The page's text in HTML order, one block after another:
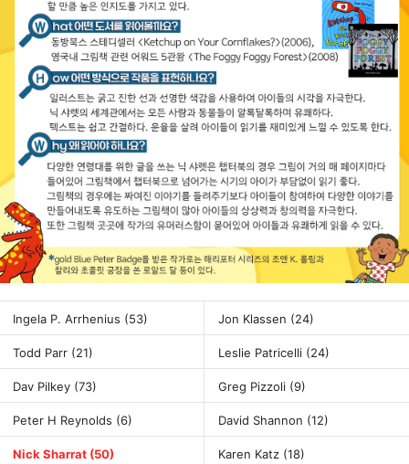
Ingela P. Arrhenius (53) Jon Klassen (24)
Todd Parr (21) Leslie Patricelli (24)
Dav Pilkey (73) Greg Pizzoli (9)
Peter H Reynolds (6) David Shannon (12)
Nick Sharrat (50) Karen Katz (18)